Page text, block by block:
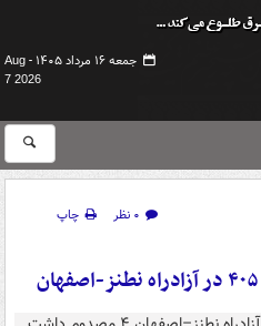
جمعه ۱۶ مرداد ۱۴۰۵ -
Aug
7 2026
۰ نظر
چاپ